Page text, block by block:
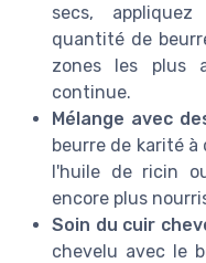
secs,
quantité de
zones les plus
continue.
Mélange avec
beurre de karité
l'huile de ricin
encore plus
Soin du cuir
chevelu avec le